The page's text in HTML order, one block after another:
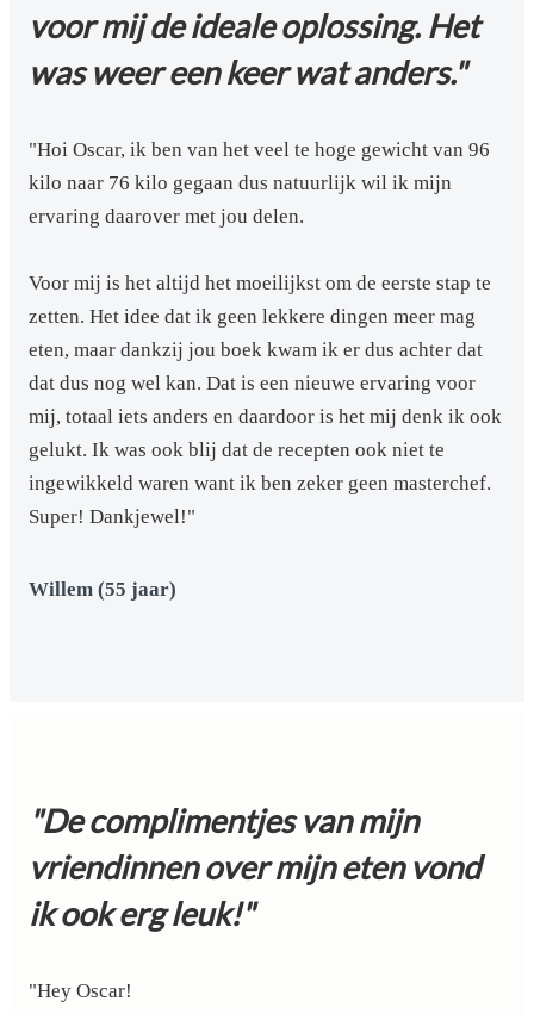
voor mij de ideale oplossing. Het
was weer een keer wat anders."
"Hoi Oscar, ik ben van het veel te hoge gewicht van 96
kilo naar 76 kilo gegaan dus natuurlijk wil ik mijn
ervaring daarover met jou delen.
Voor mij is het altijd het moeilijkst om de eerste stap te
zetten. Het idee dat ik geen lekkere dingen meer mag
eten, maar dankzij jou boek kwam ik er dus achter dat
dat dus nog wel kan. Dat is een nieuwe ervaring voor
mij, totaal iets anders en daardoor is het mij denk ik ook
gelukt. Ik was ook blij dat de recepten ook niet te
ingewikkeld waren want ik ben zeker geen masterchef.
Super! Dankjewel!"
Willem (55 jaar)
"De complimentjes van mijn
vriendinnen over mijn eten vond
ik ook erg leuk!"
"Hey Oscar!